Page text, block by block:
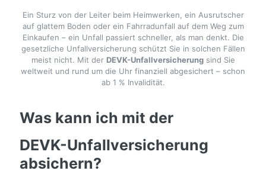
Ein Sturz von der Leiter beim Heimwerken, ein Ausrutscher
auf glattem Boden oder ein Fahrradunfall auf dem Weg zum
Einkaufen – ein Unfall passiert schneller, als man denkt. Die
gesetzliche Unfallversicherung schützt Sie in solchen Fällen
meist nicht. Mit der DEVK-Unfallversicherungsind Sie
weltweit und rund um die Uhr finanziell abgesichert – schon
ab 1 % Invalidität.
Was kann ich mit der
DEVK-Unfallversicherung
absichern?